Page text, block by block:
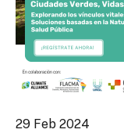
29 Feb 2024